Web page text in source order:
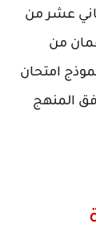
عشر من
من
يحتوي نموذج امتحان
وفق المنهج